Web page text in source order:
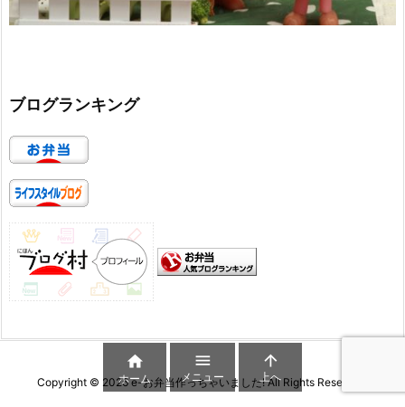
ブログランキング
Copyright © 2026 e-お弁当作っちゃいました!All Rights Reserved.

ホーム

メニュー

上へ